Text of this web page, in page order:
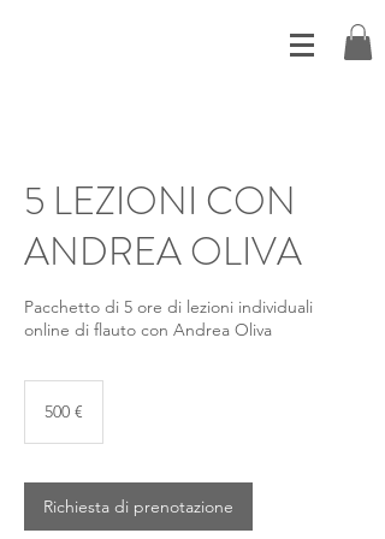
5 LEZIONI CON
ANDREA OLIVA
Pacchetto di 5 ore di lezioni individuali
online di flauto con Andrea Oliva
500 €
Richiesta di prenotazione